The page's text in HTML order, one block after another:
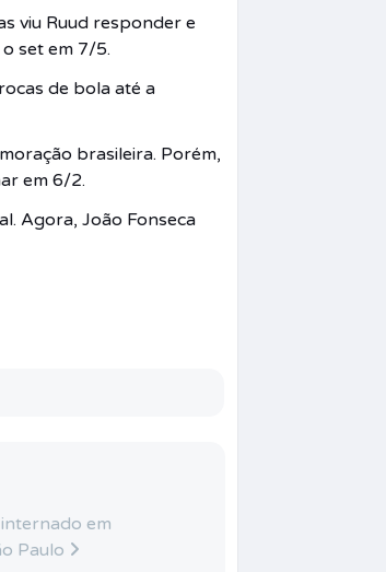
viu Ruud responder e
set em 7/5.
de bola até a
brasileira. Porém,
em 6/2.
Agora, João Fonseca
em
Paulo